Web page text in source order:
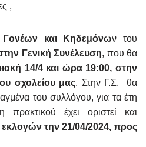
,
και Κηδεμόνων του
Γενική Συνέλευση, που θα
14/4 και ώρα 19:00, στην
σχολείου μας. Στην Γ.Σ. θα
του συλλόγου, για τα έτη
έχει οριστεί και
την 21/04/2024, προς